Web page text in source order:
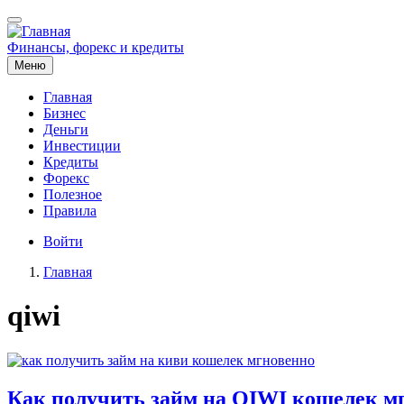
Перейти
к
основному
содержанию
Финансы, форекс и кредиты
Меню
Основная
навигация
Главная
Бизнес
Деньги
Инвестиции
Кредиты
Форекс
Полезное
Правила
Меню
записи
Войти
навигации
Главная
qiwi
Как получить займ на QIWI кошелек